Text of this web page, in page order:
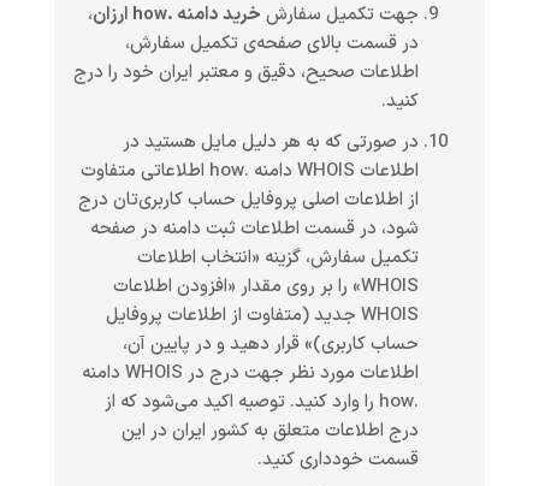
جهت تکمیل سفارش خرید دامنه .how ارزان
،
در قسمت بالای صفحه‌ی تکمیل سفارش،
اطلاعات صحیح، دقیق و معتبر ایران خود را درج
کنید.
در صورتی که به هر دلیل مایل هستید در
اطلاعات WHOIS دامنه .how اطلاعاتی متفاوت
از اطلاعات اصلی پروفایل حساب کاربری‌تان درج
شود، در قسمت اطلاعات ثبت دامنه در صفحه
تکمیل سفارش، گزینه «انتخاب اطلاعات
WHOIS» را بر روی مقدار «افزودن اطلاعات
WHOIS جدید (متفاوت از اطلاعات پروفایل
حساب کاربری)» قرار دهید و در پایین آن،
اطلاعات مورد نظر جهت درج در WHOIS دامنه
.how را وارد کنید. توصیه اکید می‌شود که از
درج اطلاعات متعلق به کشور ایران در این
قسمت خودداری کنید.